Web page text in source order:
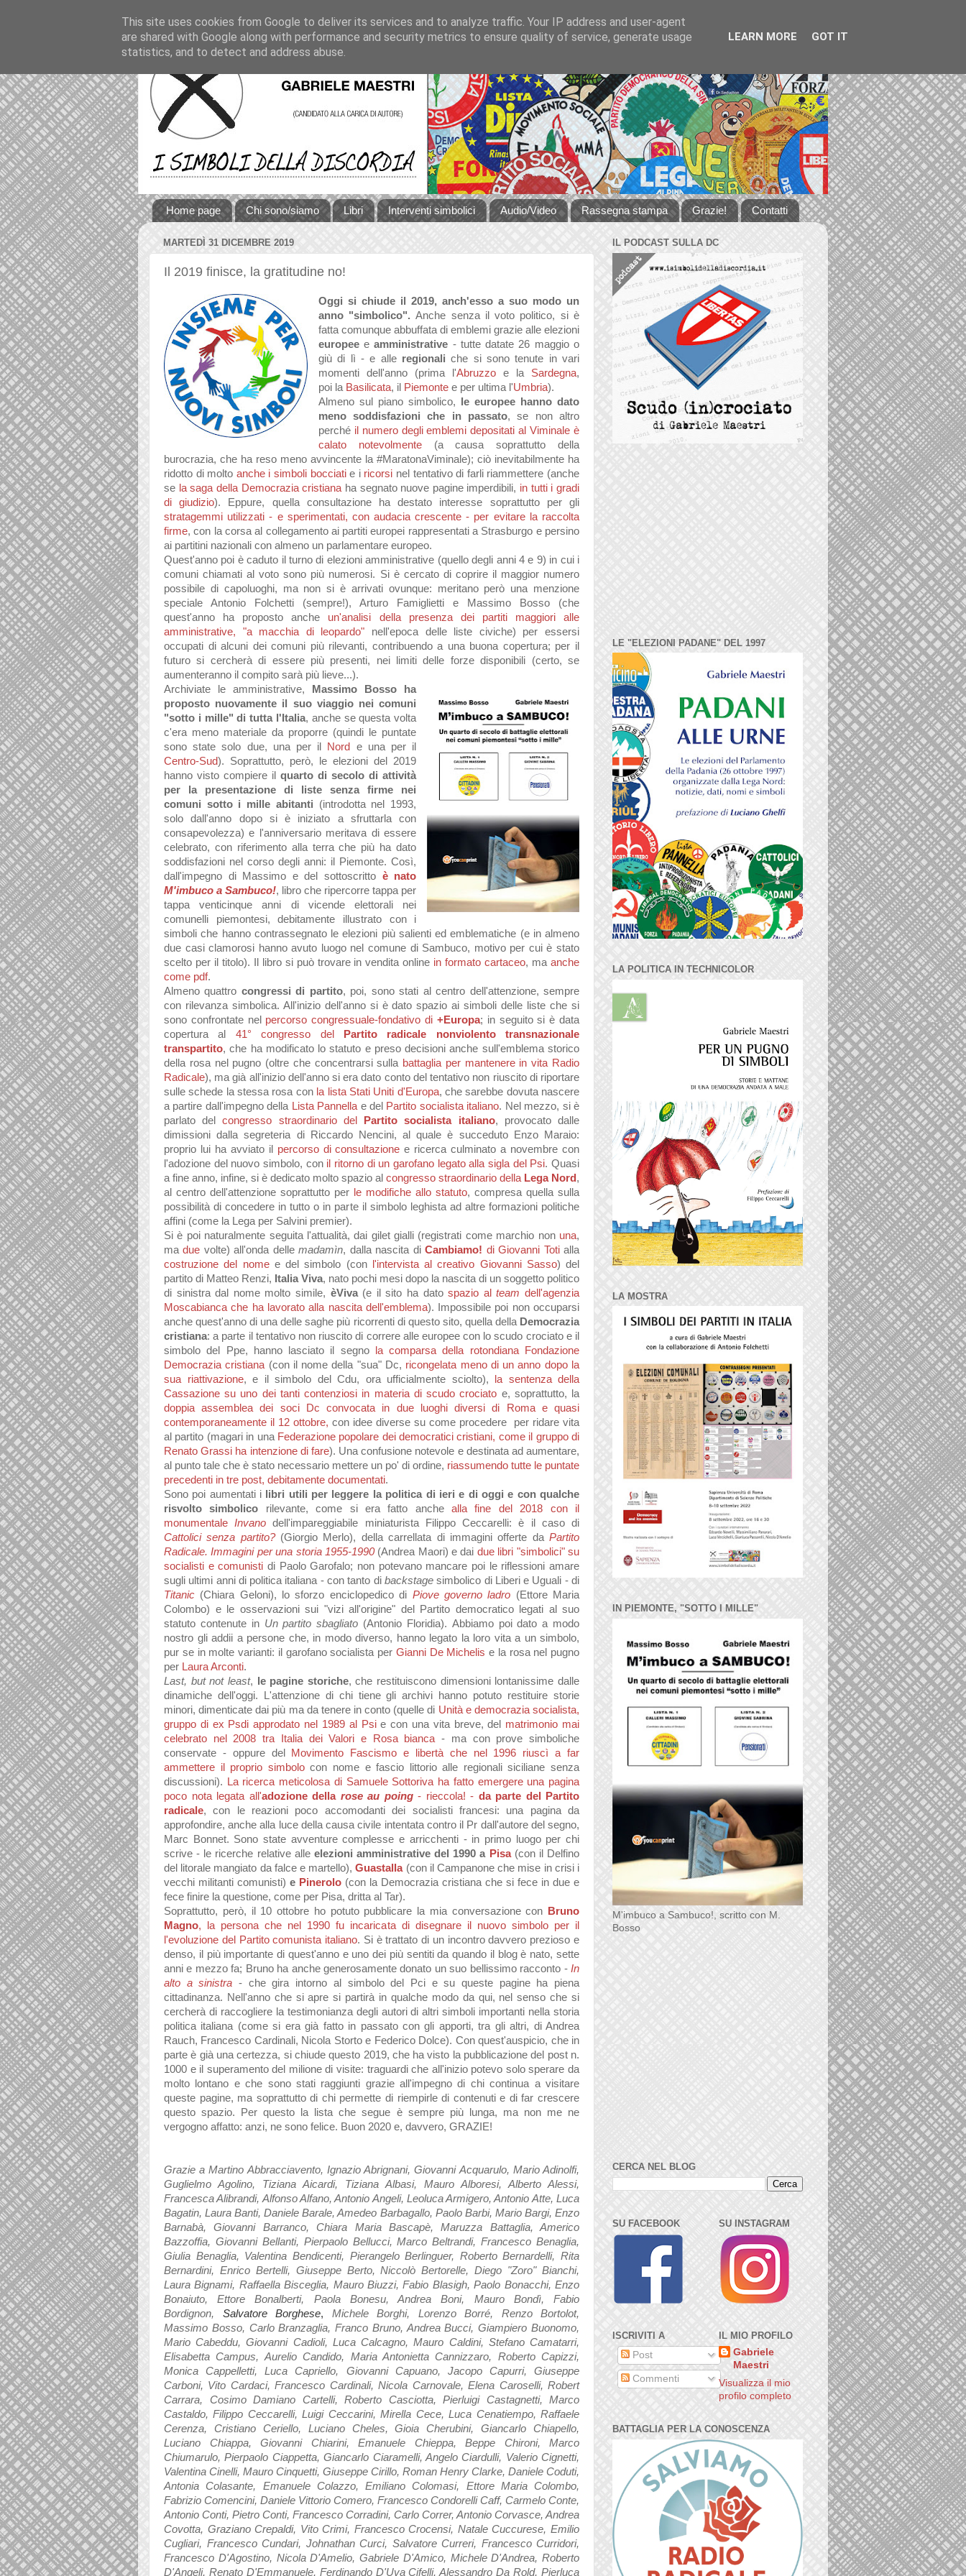
Home page Chi sono/siamo Libri Interventi simbolici Audio/Video Rassegna stampa Grazie! Contatti
MARTEDÌ 31 DICEMBRE 2019
Il 2019 finisce, la gratitudine no!
Oggi si chiude il 2019, anch'esso a suo modo un
anno "simbolico".Anche senza il voto politico, si è
fatta comunque abbuffata di emblemi grazie alle elezioni
europeeeamministrative - tutte datate 26 maggio o
giù di lì - e alle regionaliche si sono tenute in vari
momenti dell'anno (prima l'Abruzzoe la Sardegna,
poi la Basilicata, il Piemontee per ultima l'Umbria).
Almeno sul piano simbolico,
le europee hanno dato
meno soddisfazioni che in passato, se non altro
perché il numero degli emblemi depositati al Viminale è
calato notevolmente(a causa soprattutto della
burocrazia, che ha reso meno avvincente la #MaratonaViminale); ciò inevitabilmente ha
ridotto di molto anche i simboli bocciatie i ricorsi nel tentativo di farli riammettere (anche
se la saga della Democrazia cristiana ha segnato nuove pagine imperdibili, in tutti i gradi
di giudizio). Eppure, quella consultazione ha destato interesse soprattutto per gli
stratagemmi utilizzati - e sperimentati, con audacia crescente - per evitare la raccolta
firme, con la corsa al collegamento ai partiti europei rappresentati a Strasburgo e persino
ai partitini nazionali con almeno un parlamentare europeo.
Quest'anno poi è caduto il turno di elezioni amministrative (quello degli anni 4 e 9) in cui i
comuni chiamati al voto sono più numerosi. Si è cercato di coprire il maggior numero
possibile di capoluoghi, ma non si è arrivati ovunque: meritano però una menzione
speciale Antonio Folchetti (sempre!), Arturo Famiglietti e Massimo Bosso (che
quest'anno ha proposto anche un'analisi della presenza dei partiti maggiori alle
amministrative, "a macchia di leopardo" nell'epoca delle liste civiche) per essersi
occupati di alcuni dei comuni più rilevanti, contribuendo a una buona copertura; per il
futuro si cercherà di essere più presenti, nei limiti delle forze disponibili (certo, se
aumenteranno il compito sarà più lieve...).
Archiviate le amministrative,
Massimo Bosso ha
proposto nuovamente il suo viaggio nei comuni
"sotto i mille" di tutta l'Italia, anche se questa volta
c'era meno materiale da proporre (quindi le puntate
sono state solo due, una per il
Nord e una per il
Centro-Sud). Soprattutto, però, le elezioni del 2019
hanno visto compiere ilquarto di secolo di attività
per la presentazione di liste senza firme nei
comuni sotto i mille abitanti (introdotta nel 1993,
solo dall'anno dopo si è iniziato a sfruttarla con
consapevolezza) e l'anniversario meritava di essere
celebrato, con riferimento alla terra che più ha dato
soddisfazioni nel corso degli anni: il Piemonte. Così,
dall'impegno di Massimo e del sottoscritto è nato
M'imbuco a Sambuco!, libro che ripercorre tappa per
tappa venticinque anni di vicende elettorali nei
comunelli piemontesi, debitamente illustrato con i
simboli che hanno contrassegnato le elezioni più salienti ed emblematiche (e in almeno
due casi clamorosi hanno avuto luogo nel comune di Sambuco, motivo per cui è stato
scelto per il titolo). Il libro si può trovare in vendita online in formato cartaceo, ma anche
come pdf.
Almeno quattro congressi di partito, poi, sono stati al centro dell'attenzione, sempre
con rilevanza simbolica. All'inizio dell'anno si è dato spazio ai simboli delle liste che si
sono confrontate nel percorso congressuale-fondativo di +Europa; in seguito si è data
copertura al 41° congresso del
Partito radicale nonviolento transnazionale
transpartito, che ha modificato lo statuto e preso decisioni anche sull'emblema storico
della rosa nel pugno (oltre che concentrarsi sulla battaglia per mantenere in vita Radio
Radicale), ma già all'inizio dell'anno si era dato conto del tentativo non riuscito di riportare
sulle schede la stessa rosa con la lista Stati Uniti d'Europa, che sarebbe dovuta nascere
a partire dall'impegno della Lista Pannella e del Partito socialista italiano. Nel mezzo, si è
parlato delcongresso straordinario del Partito socialista italiano, provocato dalle
dimissioni dalla segreteria di Riccardo Nencini, al quale è succeduto Enzo Maraio:
proprio lui ha avviato il percorso di consultazione e ricerca culminato a novembre con
l'adozione del nuovo simbolo, con il ritorno di un garofano legato alla sigla del Psi. Quasi
a fine anno, infine, si è dedicato molto spazio al congresso straordinario della Lega Nord ,
al centro dell'attenzione soprattutto per le modifiche allo statuto, compresa quella sulla
possibilità di concedere in tutto o in parte il simbolo leghista ad altre formazioni politiche
affini (come la Lega per Salvini premier).
Si è poi naturalmente seguita l'attualità, dai gilet gialli (registrati come marchio non una,
madue volte) all'onda dellemadamìn, dalla nascita diCambiamo! di Giovanni Totialla
costruzione del nomee del simbolo (con l'intervista al creativo Giovanni Sasso) del
partito di Matteo Renzi, Italia Viva, nato pochi mesi dopo la nascita di un soggetto politico
di sinistra dal nome molto simile, èViva(e il sito ha datospazio alteamdell'agenzia
Moscabianca che ha lavorato alla nascita dell'emblema). Impossibile poi non occuparsi
anche quest'anno di una delle saghe più ricorrenti di questo sito, quella della Democrazia
cristiana: a parte il tentativo non riuscito di correre alle europee con lo scudo crociato e il
simbolo del Ppe, hanno lasciato il segno
la comparsa della rotondiana Fondazione
Democrazia cristiana (con il nome della "sua" Dc, ricongelata meno di un anno dopo la
sua riattivazione, e il simbolo del Cdu, ora ufficialmente sciolto),
la sentenza della
Cassazione su uno dei tanti contenziosi in materia di scudo crociato e, soprattutto, la
doppia assemblea dei soci Dc convocata in due luoghi diversi di Roma e quasi
contemporaneamente il 12 ottobre, con idee diverse su come procedere per ridare vita
al partito (magari in una Federazione popolare dei democratici cristiani, come il gruppo di
Renato Grassi ha intenzione di fare). Una confusione notevole e destinata ad aumentare,
al punto tale che è stato necessario mettere un po' di ordine, riassumendo tutte le puntate
precedenti in tre post, debitamente documentati.
Sono poi aumentati i
libri utili per leggere la politica di ieri e di oggi e con qualche
risvolto simbolico rilevante, come si era fatto anchealla fine del 2018 con il
monumentaleInvano dell'impareggiabile miniaturista Filippo Ceccarelli: è il caso di
Cattolici senza partito? (Giorgio Merlo), della carrellata di immagini offerte daPartito
Radicale. Immagini per una storia 1955-1990(Andrea Maori) e dai due libri "simbolici" su
socialisti e comunisti di Paolo Garofalo; non potevano mancare poi le riflessioni amare
sugli ultimi anni di politica italiana - con tanto di backstagesimbolico di Liberi e Uguali - di
Titanic (Chiara Geloni), lo sforzo enciclopedico di Piove governo ladro (Ettore Maria
Colombo) e le osservazioni sui "vizi all'origine" del Partito democratico legati al suo
statuto contenute in Un partito sbagliato (Antonio Floridia). Abbiamo poi dato a modo
nostro gli addii a persone che, in modo diverso, hanno legato la loro vita a un simbolo,
pur se in molte varianti: il garofano socialista per Gianni De Michelis e la rosa nel pugno
per Laura Arconti.
Last, but not least, le pagine storiche, che restituiscono dimensioni lontanissime dalle
dinamiche dell'oggi. L'attenzione di chi tiene gli archivi hanno potuto restituire storie
minori, dimenticate dai più ma da tenere in conto (quelle di Unità e democrazia socialista,
gruppo di ex Psdi approdato nel 1989 al Psie con una vita breve, del matrimonio mai
celebrato nel 2008 tra Italia dei Valori e Rosa bianca - ma con prove simboliche
conservate - oppure del
Movimento Fascismo e libertà che nel 1996 riuscì a far
ammettere il proprio simbolocon nome e fascio littorio alle regionali siciliane senza
discussioni).
La ricerca meticolosa di Samuele Sottoriva ha fatto emergere una pagina
poco nota legata all'adozione della rose au poing- rieccola! - da parte del Partito
radicale, con le reazioni poco accomodanti dei socialisti francesi: una pagina da
approfondire, anche alla luce della causa civile intentata contro il Pr dall'autore del segno,
Marc Bonnet. Sono state avventure complesse e arricchenti - in primo luogo per chi
scrive - le ricerche relative alle elezioni amministrative del 1990 a Pisa(con il Delfino
del litorale mangiato da falce e martello),Guastalla(con il Campanone che mise in crisi i
vecchi militanti comunisti) e Pinerolo (con la Democrazia cristiana che si fece in due e
fece finire la questione, come per Pisa, dritta al Tar).
Soprattutto, però, il 10 ottobre ho potuto pubblicare la mia conversazione con
Bruno
Magno, la persona che nel 1990 fu incaricata di disegnare il nuovo simbolo per il
l'evoluzione del Partito comunista italiano. Si è trattato di un incontro davvero prezioso e
denso, il più importante di quest'anno e uno dei più sentiti da quando il blog è nato, sette
anni e mezzo fa; Bruno ha anche generosamente donato un suo bellissimo racconto - In
alto a sinistra - che gira intorno al simbolo del Pci e su queste pagine ha piena
cittadinanza. Nell'anno che si apre si partirà in qualche modo da qui, nel senso che si
cercherà di raccogliere la testimonianza degli autori di altri simboli importanti nella storia
politica italiana (come si era già fatto in passato con gli apporti, tra gli altri, di Andrea
Rauch, Francesco Cardinali, Nicola Storto e Federico Dolce). Con quest'auspicio, che in
parte è già una certezza, si chiude questo 2019, che ha visto la pubblicazione del post n.
1000 e il superamento del milione di visite: traguardi che all'inizio potevo solo sperare da
molto lontano e che sono stati raggiunti grazie all'impegno di chi continua a visitare
queste pagine, ma soprattutto di chi permette di riempirle di contenuti e di far crescere
questo spazio. Per questo la lista che segue è sempre più lunga, ma non me ne
vergogno affatto: anzi, ne sono felice. Buon 2020 e, davvero, GRAZIE!
Grazie a Martino Abbracciavento, Ignazio Abrignani, Giovanni Acquarulo, Mario Adinolfi,
Guglielmo Agolino, Tiziana Aicardi, Tiziana Albasi, Mauro Alboresi, Alberto Alessi,
Francesca Alibrandi, Alfonso Alfano, Antonio Angeli, Leoluca Armigero, Antonio Atte, Luca
Bagatin, Laura Banti, Daniele Barale, Amedeo Barbagallo, Paolo Barbi, Mario Bargi, Enzo
Barnabà, Giovanni Barranco, Chiara Maria Bascapè, Maruzza Battaglia, Americo
Bazzoffia, Giovanni Bellanti, Pierpaolo Bellucci, Marco Beltrandi, Francesco Benaglia,
Giulia Benaglia, Valentina Bendicenti, Pierangelo Berlinguer, Roberto Bernardelli, Rita
Bernardini, Enrico Bertelli, Giuseppe Berto, Niccolò Bertorelle, Diego "Zoro" Bianchi,
Laura Bignami, Raffaella Bisceglia, Mauro Biuzzi, Fabio Blasigh, Paolo Bonacchi, Enzo
Bonaiuto, Ettore Bonalberti, Paola Bonesu, Andrea Boni, Mauro Bondì, Fabio
Bordignon, Salvatore Borghese, Michele Borghi, Lorenzo Borré, Renzo Bortolot,
Massimo Bosso, Carlo Branzaglia, Franco Bruno, Andrea Bucci, Giampiero Buonomo,
Mario Cabeddu, Giovanni Cadioli, Luca Calcagno, Mauro Caldini, Stefano Camatarri,
Elisabetta Campus, Aurelio Candido, Maria Antonietta Cannizzaro, Roberto Capizzi,
Monica Cappelletti, Luca Capriello, Giovanni Capuano, Jacopo Capurri, Giuseppe
Carboni, Vito Cardaci, Francesco Cardinali, Nicola Carnovale, Elena Caroselli, Robert
Carrara, Cosimo Damiano Cartelli, Roberto Casciotta, Pierluigi Castagnetti, Marco
Castaldo, Filippo Ceccarelli, Luigi Ceccarini, Mirella Cece, Luca Cenatiempo, Raffaele
Cerenza, Cristiano Ceriello, Luciano Cheles, Gioia Cherubini, Giancarlo Chiapello,
Luciano Chiappa, Giovanni Chiarini, Emanuele Chieppa, Beppe Chironi, Marco
Chiumarulo,Pierpaolo Ciappetta,Giancarlo Ciaramelli, Angelo Ciardulli, Valerio Cignetti,
Valentina Cinelli, Mauro Cinquetti, Giuseppe Cirillo, Roman Henry Clarke, Daniele Coduti,
Antonia Colasante, Emanuele Colazzo, Emiliano Colomasi, Ettore Maria Colombo,
Fabrizio Comencini, Daniele Vittorio Comero, Francesco Condorelli Caff, Carmelo Conte,
Antonio Conti, Pietro Conti, Francesco Corradini, Carlo Correr, Antonio Corvasce, Andrea
Covotta, Graziano Crepaldi, Vito Crimi, Francesco Crocensi, Natale Cuccurese, Emilio
Cugliari, Francesco Cundari, Johnathan Curci, Salvatore Curreri, Francesco Curridori,
Francesco D'Agostino, Nicola D'Amelio, Gabriele D'Amico, Michele D'Andrea, Roberto
D'Angeli, Renato D'Emmanuele, Ferdinando D'Uva Cifelli, Alessandro Da Rold, Pierluca
IL PODCAST SULLA DC
LE "ELEZIONI PADANE" DEL 1997
LA POLITICA IN TECHNICOLOR
LA MOSTRA
IN PIEMONTE, "SOTTO I MILLE"
M'imbuco a Sambuco!, scritto con M.
Bosso
CERCA NEL BLOG
SU FACEBOOK
ISCRIVITI A
Post
Commenti
SU INSTAGRAM
IL MIO PROFILO
Gabriele
Maestri
Visualizza il mio
profilo completo
BATTAGLIA PER LA CONOSCENZA
This site uses cookies from Google to deliver its services and to analyze traffic. Your IP address and user-agent
are shared with Google along with performance and security metrics to ensure quality of service, generate usage
statistics, and to detect and address abuse.
LEARN MORE GOT IT